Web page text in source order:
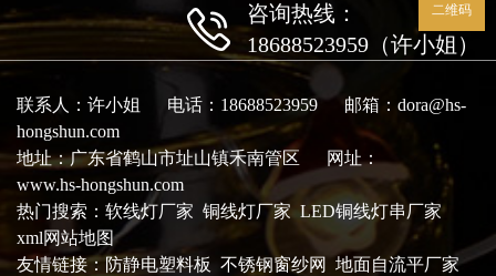
咨询热线：
18688523959（许小姐）
联系人：许小姐 电话：18688523959 邮箱：dora@hs-
hongshun.com
地址：广东省鹤山市址山镇禾南管区 网址：
www.hs-hongshun.com
热门搜索： 软线灯厂家 铜线灯厂家 LED铜线灯串厂家
xml网站地图
友情链接： 防静电塑料板 不锈钢窗纱网
地面自流平厂家
二维码